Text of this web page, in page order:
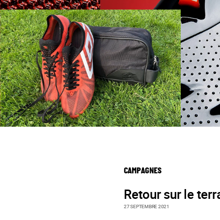
CAMPAGNES
Retour sur le
27 SEPTEMBRE 2021